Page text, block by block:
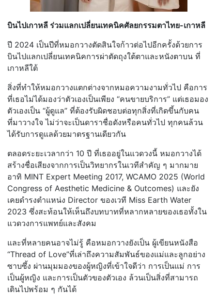
บินไปเกาหลี ร่วมแลกเปลี่ยนเทคนิคศัลยกรรมตาไทย-เกาหลี
ปี 2024 เป็นปีที่หมอกวางตัดสินใจก้าวต่อไปอีกครั้งด้วยการ
บินไปแลกเปลี่ยนเทคนิคการผ่าตัดถุงใต้ตาและหนังตาบน ที่
เกาหลีใต้
สิ่งที่ทำให้หมอกวางแตกต่างจากหมอความงามทั่วไป คือการ
ที่เธอไม่ได้มองว่าตัวเองเป็นเพียง “คนขายบริการ” แต่เธอมอง
ตัวเองเป็น “ผู้ดูแล” ที่ต้องรับผิดชอบต่อทุกสิ่งที่เกิดขึ้นกับคน
ที่มาวางใจ ไม่ว่าจะเป็นดาราชื่อดังหรือคนทั่วไป ทุกคนล้วน
ได้รับการดูแลด้วยมาตรฐานเดียวกัน
ตลอดระยะเวลากว่า 10 ปี ที่เธออยู่ในแวดวงนี้ หมอกวางได้
สร้างชื่อเสียงจากการเป็นวิทยากรในเวทีสำคัญ ๆ มากมาย
อาทิ MINT Expert Meeting 2017, WCAMO 2025 (World
Congress of Aesthetic Medicine & Outcomes) และยัง
เคยดำรงตำแหน่ง Director ของเวที Miss Earth Water
2023 ซึ่งสะท้อนให้เห็นถึงบทบาทที่หลากหลายของเธอทั้งใน
แวดวงการแพทย์และสังคม
และที่หลายคนอาจไม่รู้ คือหมอกวางยังเป็น ผู้เขียนหนังสือ
“Thread of Love”ที่เล่าถึงความสัมพันธ์ของแม่และลูกอย่าง
ซาบซึ้ง ผ่านมุมมองของผู้หญิงที่เข้าใจดีว่า การเป็นแม่ การ
เป็นผู้หญิง และการเป็นตัวของตัวเอง ล้วนเป็นสิ่งที่สามารถ
เดินไปพร้อม ๆ กันได้